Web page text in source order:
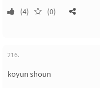
(4) (0)
216.
koyun shoun